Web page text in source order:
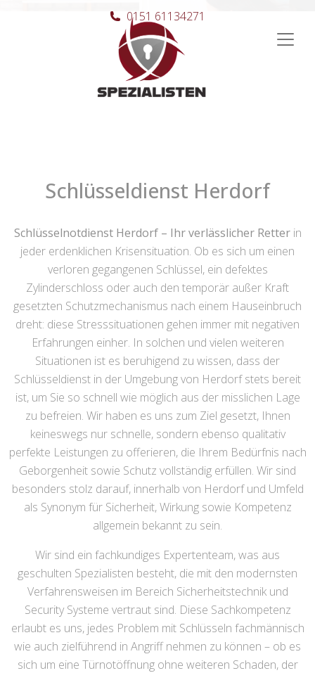
Hauptnavigation
0151 61134271
Schlüsseldienst Herdorf
Schlüsselnotdienst Herdorf – Ihr verlässlicher Retterin
jeder erdenklichen Krisensituation. Ob es sich um einen
verloren gegangenen Schlüssel, ein defektes
Zylinderschloss oder auch den temporär außer Kraft
gesetzten Schutzmechanismus nach einem Hauseinbruch
dreht: diese Stresssituationen gehen immer mit negativen
Erfahrungen einher. In solchen und vielen weiteren
Situationen ist es beruhigend zu wissen, dass der
Schlüsseldienst in der Umgebung von Herdorf stets bereit
ist, um Sie so schnell wie möglich aus der misslichen Lage
zu befreien. Wir haben es uns zum Ziel gesetzt, Ihnen
keineswegs nur schnelle, sondern ebenso qualitativ
perfekte Leistungen zu offerieren, die Ihrem Bedürfnis nach
Geborgenheit sowie Schutz vollständig erfüllen. Wir sind
besonders stolz darauf, innerhalb von Herdorf und Umfeld
als Synonym für Sicherheit, Wirkung sowie Kompetenz
allgemein bekannt zu sein.
Wir sind ein fachkundiges Expertenteam, was aus
geschulten Spezialisten besteht, die mit den modernsten
Verfahrensweisen im Bereich Sicherheitstechnik und
Security Systeme vertraut sind. Diese Sachkompetenz
erlaubt es uns, jedes Problem mit Schlüsseln fachmännisch
wie auch zielführend in Angriff nehmen zu können – ob es
sich um eine Türnotöffnung ohne weiteren Schaden, der